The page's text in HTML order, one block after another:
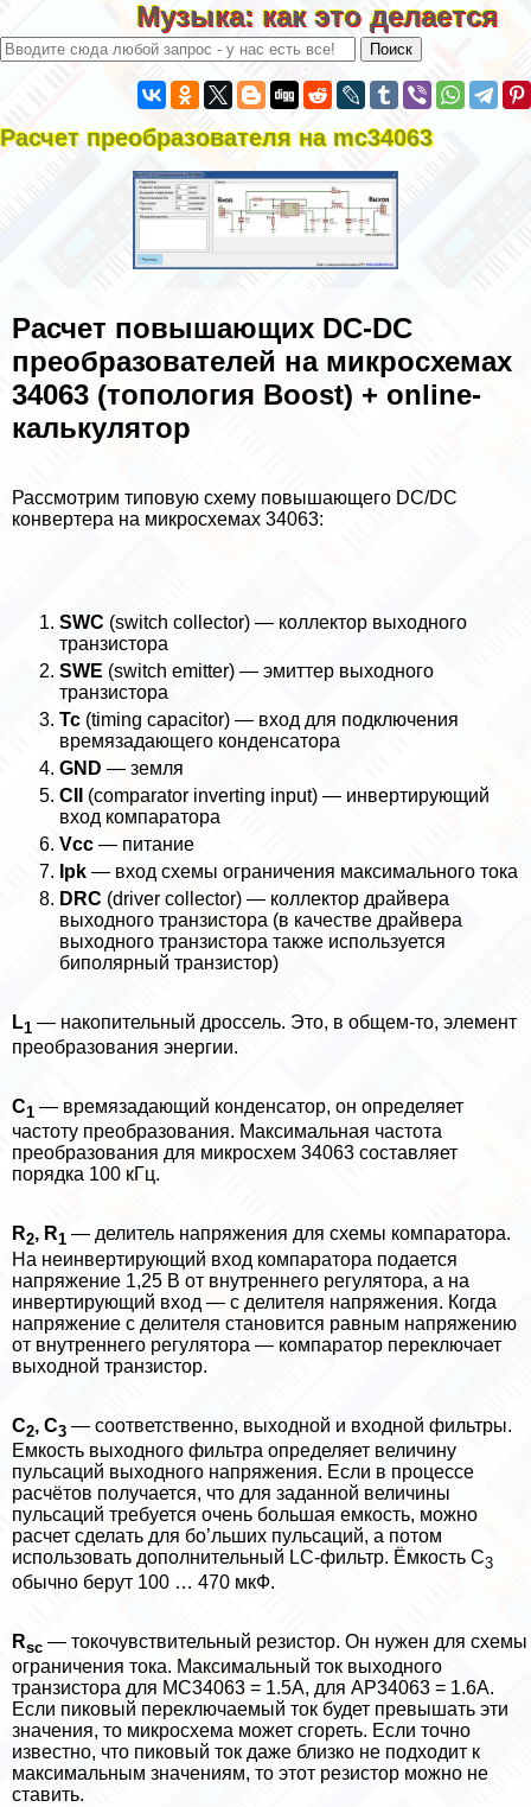
Музыка: как это делается
Расчет преобразователя на mc34063
Расчет повышающих DC-DC
преобразователей на микросхемах
34063 (топология Boost) + online-
калькулятор
Рассмотрим типовую схему повышающего DC/DC
конвертера на микросхемах 34063:
SWC (switch collector) — коллектор выходного
транзистора
SWE (switch emitter) — эмиттер выходного
транзистора
Tc (timing capacitor) — вход для подключения
времязадающего конденсатора
GND — земля
CII
(comparator inverting input) — инвертирующий
вход компаратора
Vcc — питание
Ipk — вход схемы ограничения максимального тока
DRC (driver collector) — коллектор драйвера
выходного транзистора (в качестве драйвера
выходного транзистора также используется
биполярный транзистор)
L1 — накопительный дроссель. Это, в общем-то, элемент
преобразования энергии.
С1 — времязадающий конденсатор, он определяет
частоту преобразования. Максимальная частота
преобразования для микросхем 34063 составляет
порядка 100 кГц.
R2, R1 — делитель напряжения для схемы компаратора.
На неинвертирующий вход компаратора подается
напряжение 1,25 В от внутреннего регулятора, а на
инвертирующий вход — с делителя напряжения. Когда
напряжение с делителя становится равным напряжению
от внутреннего регулятора — компаратор переключает
выходной транзистор.
C2, С3 — соответственно, выходной и входной фильтры.
Емкость выходного фильтра определяет величину
пульсаций выходного напряжения. Если в процессе
расчётов получается, что для заданной величины
пульсаций требуется очень большая емкость, можно
расчет сделать для бо’льших пульсаций, а потом
использовать дополнительный LC-фильтр. Ёмкость С3
обычно берут 100 … 470 мкФ.
Rsc — токочувствительный резистор. Он нужен для схемы
ограничения тока. Максимальный ток выходного
транзистора для MC34063 = 1.5А, для AP34063 = 1.6А.
Если пиковый переключаемый ток будет превышать эти
значения, то микросхема может сгореть. Если точно
известно, что пиковый ток даже близко не подходит к
максимальным значениям, то этот резистор можно не
ставить.